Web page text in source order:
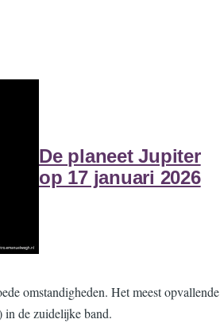
De planeet Jupiter
op 17 januari 2026
omstandigheden. Het meest opvallende
de zuidelijke band.